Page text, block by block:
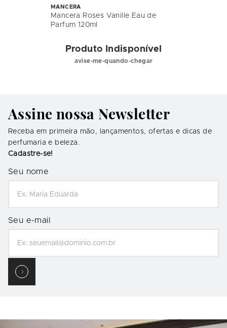
MANCERA
Mancera Roses Vanille Eau de
Parfum 120ml
Produto Indisponível
avise-me-quando-chegar
Assine nossa Newsletter
Receba em primeira mão, lançamentos, ofertas e dicas de
perfumaria e beleza.
Cadastre-se!
Seu nome
Seu e-mail